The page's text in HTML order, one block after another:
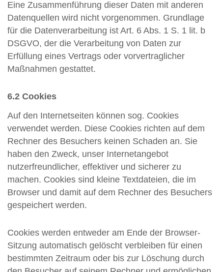
Eine Zusammenführung dieser Daten mit anderen
Datenquellen wird nicht vorgenommen. Grundlage
für die Datenverarbeitung ist Art. 6 Abs. 1 S. 1 lit. b
DSGVO, der die Verarbeitung von Daten zur
Erfüllung eines Vertrags oder vorvertraglicher
Maßnahmen gestattet.
6.2 Cookies
Auf den Internetseiten können sog. Cookies
verwendet werden. Diese Cookies richten auf dem
Rechner des Besuchers keinen Schaden an. Sie
haben den Zweck, unser Internetangebot
nutzerfreundlicher, effektiver und sicherer zu
machen. Cookies sind kleine Textdateien, die im
Browser und damit auf dem Rechner des Besuchers
gespeichert werden.
Cookies werden entweder am Ende der Browser-
Sitzung automatisch gelöscht verbleiben für einen
bestimmten Zeitraum oder bis zur Löschung durch